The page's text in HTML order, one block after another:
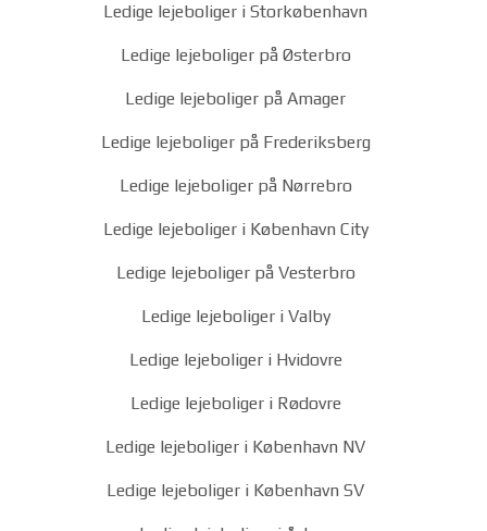
Ledige lejeboliger i Storkøbenhavn
Ledige lejeboliger på Østerbro
Ledige lejeboliger på Amager
Ledige lejeboliger på Frederiksberg
Ledige lejeboliger på Nørrebro
Ledige lejeboliger i København City
Ledige lejeboliger på Vesterbro
Ledige lejeboliger i Valby
Ledige lejeboliger i Hvidovre
Ledige lejeboliger i Rødovre
Ledige lejeboliger i København NV
Ledige lejeboliger i København SV